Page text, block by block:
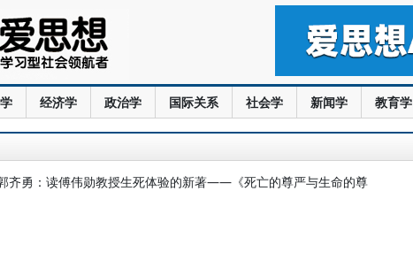
经济学 政治学 国际关系 社会学 新闻学 教育学
齐勇：读傅伟勋教授生死体验的新著——《死亡的尊严与生命的尊